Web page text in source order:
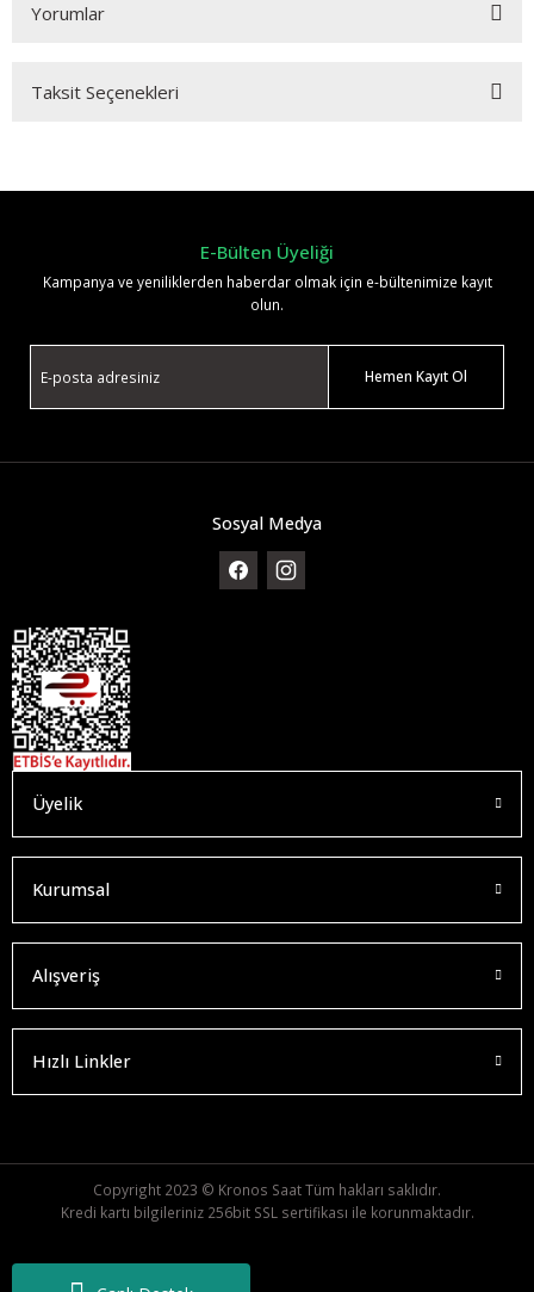
Yorumlar
Taksit Seçenekleri
E-Bülten Üyeliği
Kampanya ve yeniliklerden haberdar olmak için e-bültenimize kayıt
olun.
Hemen Kayıt Ol
Sosyal Medya
Üyelik
Kurumsal
Alışveriş
Hızlı Linkler
Copyright 2023 © Kronos Saat Tüm hakları saklıdır.
Kredi kartı bilgileriniz 256bit SSL sertifikası ile korunmaktadır.